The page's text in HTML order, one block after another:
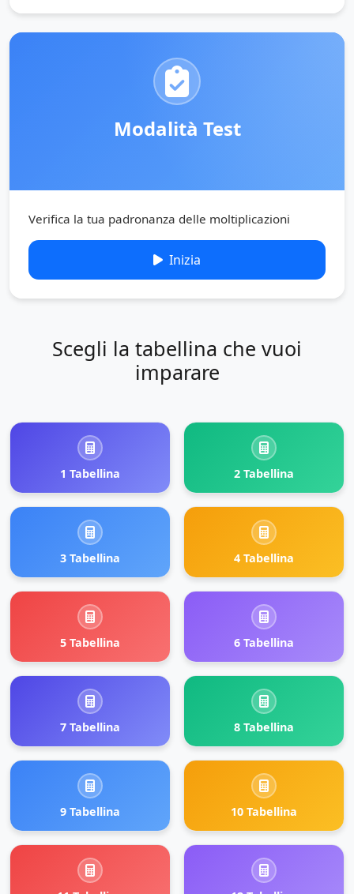
Modalità Test
Verifica la tua padronanza delle moltiplicazioni
Inizia
Scegli la tabellina che vuoi
imparare
1 Tabellina 2 Tabellina
3 Tabellina 4 Tabellina
5 Tabellina 6 Tabellina
7 Tabellina 8 Tabellina
9 Tabellina 10 Tabellina